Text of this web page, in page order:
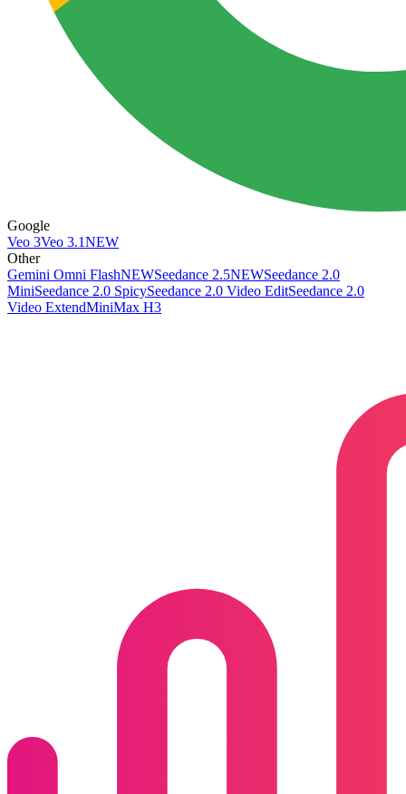
Google
Veo 3Veo 3.1NEW
Other
Gemini Omni FlashNEWSeedance 2.5NEWSeedance 2.0
MiniSeedance 2.0 SpicySeedance 2.0 Video EditSeedance 2.0
Video ExtendMiniMax H3